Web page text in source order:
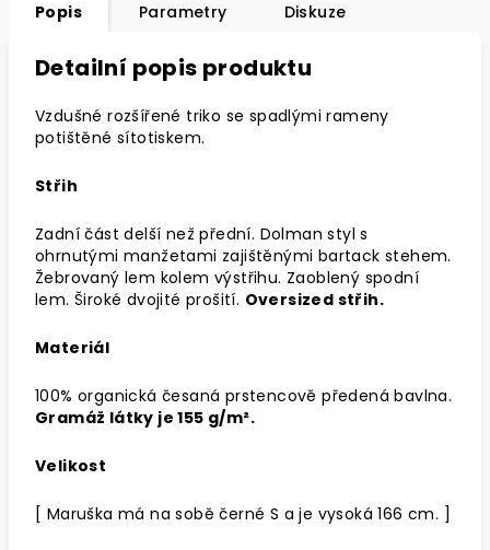
Popis Parametry Diskuze
Detailní popis produktu
Vzdušné rozšířené triko se spadlými rameny
potištěné sítotiskem.
Střih
Zadní část delší než přední. Dolman styl s
ohrnutými manžetami zajištěnými bartack stehem.
Žebrovaný lem kolem výstřihu. Zaoblený spodní
lem. Široké dvojité prošití. Oversized střih.
Materiál
100% organická česaná prstencově předená bavlna.
Gramáž látky je 155 g/m².
Velikost
[ Maruška má na sobě černé S a je vysoká 166 cm. ]